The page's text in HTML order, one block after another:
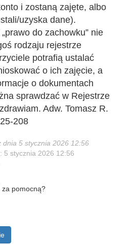
i zostaną zajęte, albo
uzyska dane).
do zachowku” nie
rodzaju rejestrze
potrafią ustalać
o ich zajęcie, a
o dokumentach
sprawdzać w Rejestrze
Adw. Tomasz R.
208
dnia 5 stycznia 2026 12:56
5 stycznia 2026 12:56
za pomocną?